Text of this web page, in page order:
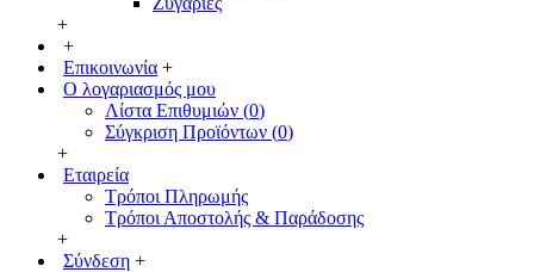
+
+
Επικοινωνία +
Ο λογαριασμός μου
Λίστα Επιθυμιών (0)
Σύγκριση Προϊόντων (0)
+
Εταιρεία
Τρόποι Πληρωμής
Τρόποι Αποστολής & Παράδοσης
+
Σύνδεση +